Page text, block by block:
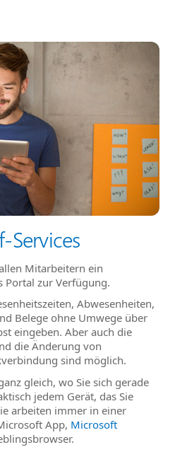
Services
Mitarbeitern ein
Portal zur Verfügung.
Abwesenheiten,
Belege ohne Umwege über
eingeben. Aber auch die
die Änderung von
sind möglich.
gleich, wo Sie sich gerade
jedem Gerät, das Sie
arbeiten immer in einer
App, Microsoft